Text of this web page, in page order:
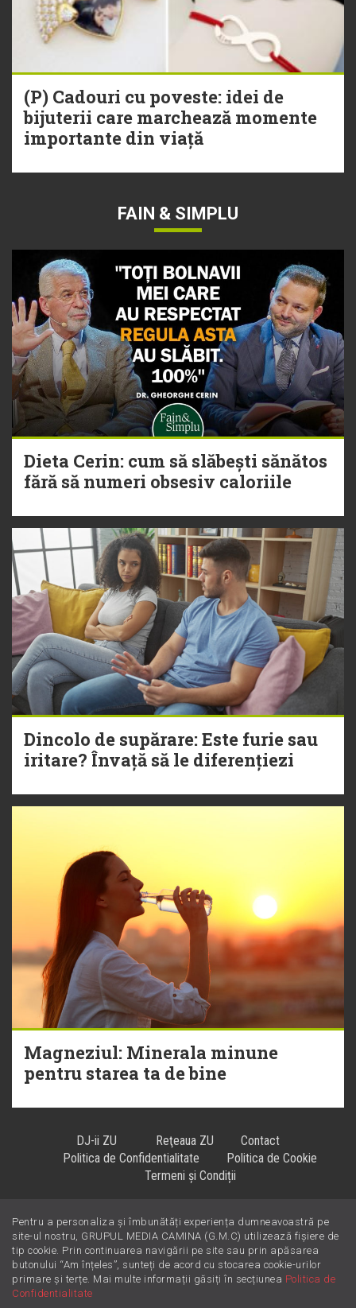
(P) Cadouri cu poveste: idei de
bijuterii care marchează momente
importante din viață
FAIN & SIMPLU
Dieta Cerin: cum să slăbești sănătos
fără să numeri obsesiv caloriile
Dincolo de supărare: Este furie sau
iritare? Învață să le diferențiezi
Magneziul: Minerala minune
pentru starea ta de bine
DJ-ii ZU Reţeaua ZU
Contact
Politica de Confidentialitate
Politica de Cookie
Termeni și Condiții
Hiturile se ascultă la !
Pentru a personaliza și îmbunătăți experiența dumneavoastră pe
site-ul nostru, GRUPUL MEDIA CAMINA (G.M.C) utilizează fișiere de
tip cookie. Prin continuarea navigării pe site sau prin apăsarea
butonului “Am înțeles”, sunteți de acord cu stocarea cookie-urilor
primare și terțe. Mai multe informații găsiți în secțiunea Politica de
Confidentialitate